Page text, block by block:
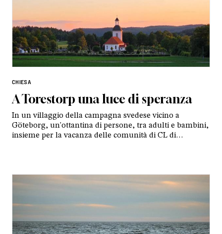
CHIESA
A Torestorp una luce di speranza
In un villaggio della campagna svedese vicino a
Göteborg, un'ottantina di persone, tra adulti e bambini,
insieme per la vacanza delle comunità di CL di